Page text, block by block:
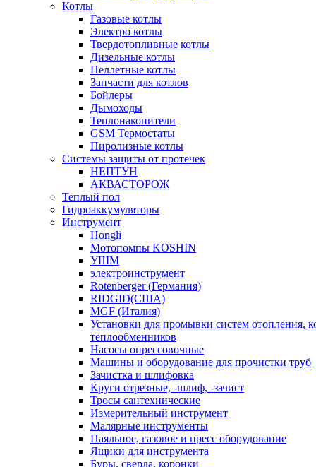
Котлы
Газовые котлы
Электро котлы
Твердотопливные котлы
Дизельные котлы
Пеллетные котлы
Запчасти для котлов
Бойлеры
Дымоходы
Теплонакопители
GSM Термостаты
Пиролизные котлы
Системы защиты от протечек
НЕПТУН
АКВАСТОРОЖ
Теплый пол
Гидроаккумуляторы
Инструмент
Hongli
Мотопомпы KOSHIN
УШМ
электроинструмент
Rotenberger (Германия)
RIDGID(США)
MGF (Италия)
Установки для промывки систем отопления,
теплообменников
Насосы опрессовочные
Машины и оборудование для прочистки труб
Зачистка и шлифовка
Круги отрезные, -шлиф, -зачист
Тросы сантехнические
Измерительный инструмент
Малярные инструменты
Паяльное, газовое и пресс оборудование
Ящики для инструмента
Буры, сверла, коронки